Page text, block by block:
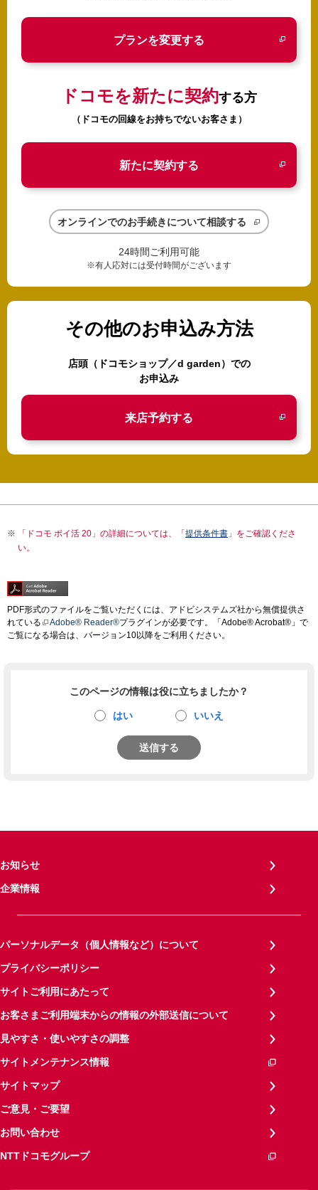
プランを変更する
ドコモを新たに契約する方
（ドコモの回線をお持ちでないお客さま）
新たに契約する
オンラインでのお手続きについて相談する
24時間ご利用可能
※有人応対には受付時間がございます
その他のお申込み方法
店頭（ドコモショップ／d garden）での
お申込み
来店予約する
「ドコモ ポイ活 20」の詳細については、「 提供条件書 」をご確認くださ
い。
PDF形式のファイルをご覧いただくには、アドビシステムズ社から無償提供さ
れている
Adobe® Reader®プラグインが必要です。「Adobe® Acrobat®」で
ご覧になる場合は、バージョン10以降をご利用ください。
このページの情報は役に立ちましたか？
はい いいえ
送信する
お知らせ
企業情報
パーソナルデータ（個人情報など）について
プライバシーポリシー
サイトご利用にあたって
お客さまご利用端末からの情報の外部送信について
見やすさ・使いやすさの調整
サイトメンテナンス情報
サイトマップ
ご意見・ご要望
お問い合わせ
NTTドコモグループ